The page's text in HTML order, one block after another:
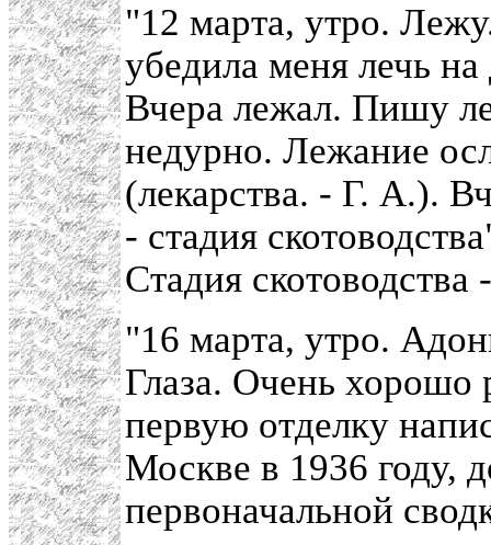
"12 марта, утро.
убедила меня лечь
Вчера лежал. Пишу
недурно. Лежание
(лекарства. - Г. А.).
- стадия
Стадия
"16 марта, утро.
Глаза. Очень хорошо
первую отделку
Москве в 1936 году,
первоначальной